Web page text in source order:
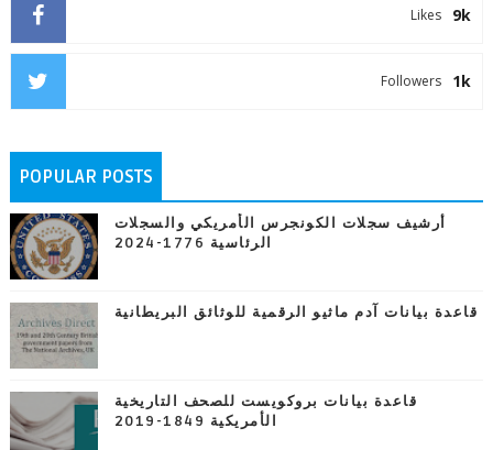
9k
Likes
1k
Followers
POPULAR POSTS
أرشيف سجلات الكونجرس الأمريكي والسجلات
الرئاسية 1776-2024
قاعدة بيانات آدم ماثيو الرقمية للوثائق البريطانية
قاعدة بيانات بروكويست للصحف التاريخية
الأمريكية 1849-2019